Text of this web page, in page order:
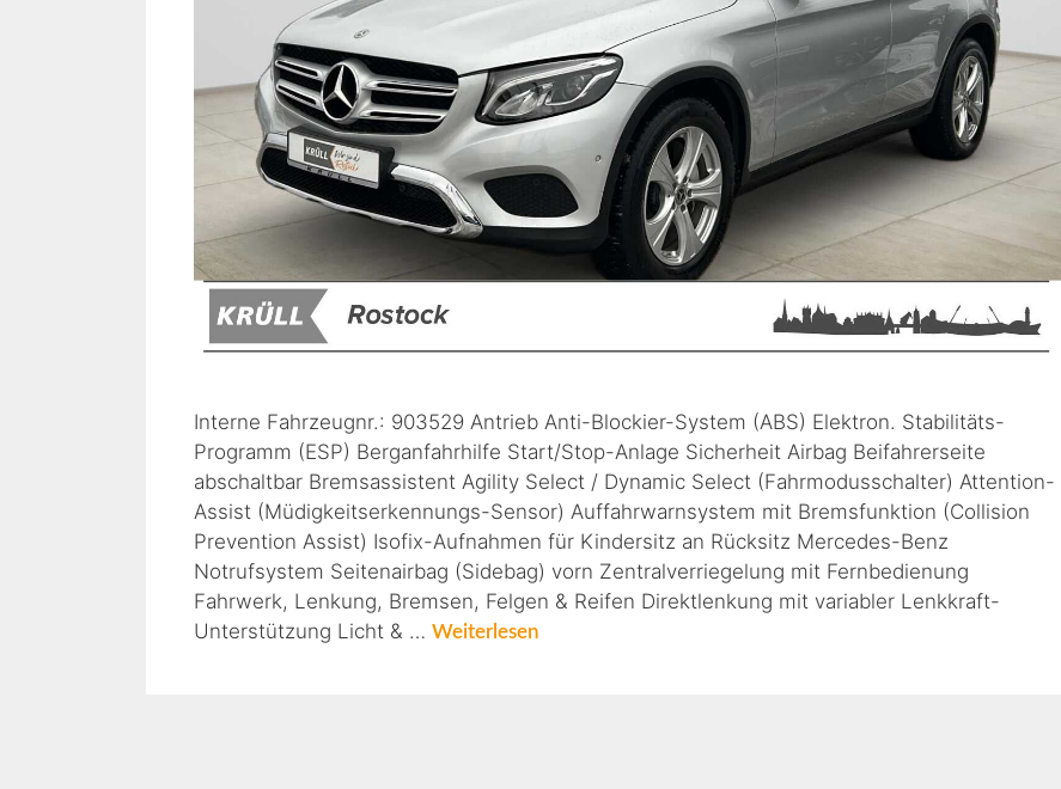
Interne Fahrzeugnr.: 903529 Antrieb Anti-Blockier-System (ABS) Elektron. Stabilitäts-
Programm (ESP) Berganfahrhilfe Start/Stop-Anlage Sicherheit Airbag Beifahrerseite
abschaltbar Bremsassistent Agility Select / Dynamic Select (Fahrmodusschalter) Attention-
Assist (Müdigkeitserkennungs-Sensor) Auffahrwarnsystem mit Bremsfunktion (Collision
Prevention Assist) Isofix-Aufnahmen für Kindersitz an Rücksitz Mercedes-Benz
Notrufsystem Seitenairbag (Sidebag) vorn Zentralverriegelung mit Fernbedienung
Fahrwerk, Lenkung, Bremsen, Felgen & Reifen Direktlenkung mit variabler Lenkkraft-
Unterstützung Licht & … Weiterlesen